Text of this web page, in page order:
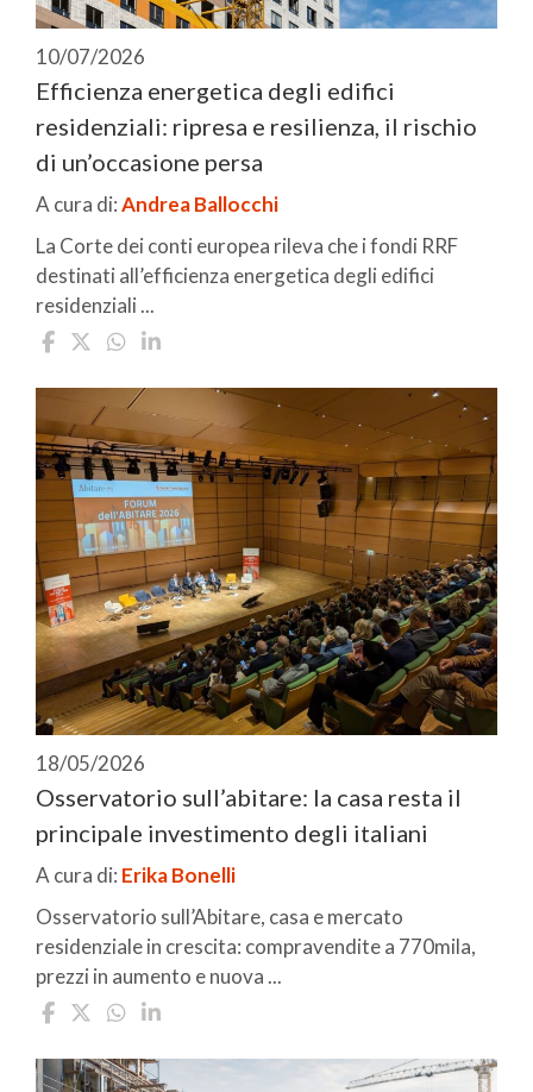
10/07/2026
Efficienza energetica degli edifici
residenziali: ripresa e resilienza, il rischio
di un’occasione persa
A cura di:Andrea Ballocchi
La Corte dei conti europea rileva che i fondi RRF
destinati all’efficienza energetica degli edifici
residenziali ...
18/05/2026
Osservatorio sull’abitare: la casa resta il
principale investimento degli italiani
A cura di: Erika Bonelli
Osservatorio sull’Abitare, casa e mercato
residenziale in crescita: compravendite a 770mila,
prezzi in aumento e nuova ...